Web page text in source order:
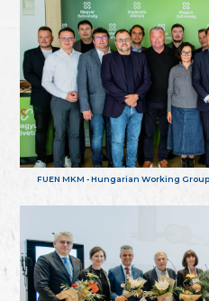
FUEN MKM - Hungarian Working